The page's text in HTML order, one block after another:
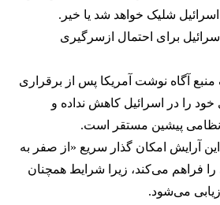
شلیک خواهد شد یا خیر.
برای احتمال ازسرگیری
منبع آگاه نوشت آمریکا پس از برقراری
را در اسرائیل کاهش نداده و
نظامی پیشین مستقر است.
آرایش امکان گذار سریع «از صفر به
فراهم می‌کند، زیرا شرایط همچنان
می‌شود.